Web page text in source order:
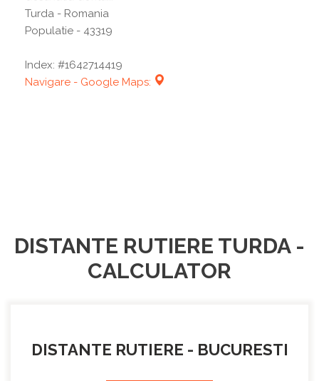
Turda - Romania
Populatie - 43319
Index: #1642714419
Navigare - Google Maps:
DISTANTE RUTIERE TURDA -
CALCULATOR
DISTANTE RUTIERE - BUCURESTI